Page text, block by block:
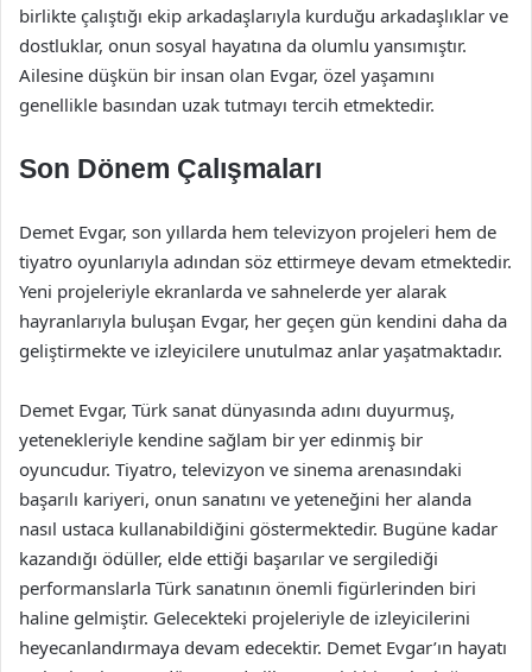
birlikte çalıştığı ekip arkadaşlarıyla kurduğu arkadaşlıklar ve
dostluklar, onun sosyal hayatına da olumlu yansımıştır.
Ailesine düşkün bir insan olan Evgar, özel yaşamını
genellikle basından uzak tutmayı tercih etmektedir.
Son Dönem Çalışmaları
Demet Evgar, son yıllarda hem televizyon projeleri hem de
tiyatro oyunlarıyla adından söz ettirmeye devam etmektedir.
Yeni projeleriyle ekranlarda ve sahnelerde yer alarak
hayranlarıyla buluşan Evgar, her geçen gün kendini daha da
geliştirmekte ve izleyicilere unutulmaz anlar yaşatmaktadır.
Demet Evgar, Türk sanat dünyasında adını duyurmuş,
yetenekleriyle kendine sağlam bir yer edinmiş bir
oyuncudur. Tiyatro, televizyon ve sinema arenasındaki
başarılı kariyeri, onun sanatını ve yeteneğini her alanda
nasıl ustaca kullanabildiğini göstermektedir. Bugüne kadar
kazandığı ödüller, elde ettiği başarılar ve sergilediği
performanslarla Türk sanatının önemli figürlerinden biri
haline gelmiştir. Gelecekteki projeleriyle de izleyicilerini
heyecanlandırmaya devam edecektir. Demet Evgar’ın hayatı